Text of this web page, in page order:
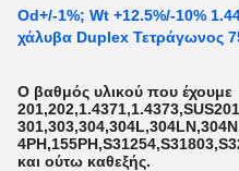
Od+/-1%; Wt +12.5%/-10%
χάλυβα Duplex Τετράγωνος
Ο βαθμός υλικού που έχουμε
και ούτω καθεξής.